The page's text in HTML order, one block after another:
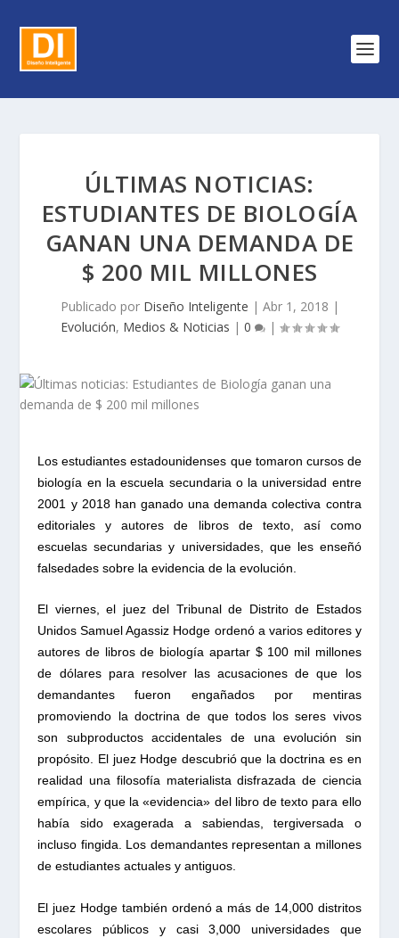
ÚLTIMAS NOTICIAS:
ESTUDIANTES DE BIOLOGÍA
GANAN UNA DEMANDA DE
$ 200 MIL MILLONES
Publicado por Diseño Inteligente | Abr 1, 2018 |
Evolución, Medios & Noticias | 0 |
Los estudiantes estadounidenses que tomaron cursos de
biología en la escuela secundaria o la universidad entre
2001 y 2018 han ganado una demanda colectiva contra
editoriales y autores de libros de texto, así como
escuelas secundarias y universidades, que les enseñó
falsedades sobre la evidencia de la evolución.
El viernes, el juez del Tribunal de Distrito de Estados
Unidos Samuel Agassiz Hodge ordenó a varios editores y
autores de libros de biología apartar $ 100 mil millones
de dólares para resolver las acusaciones de que los
demandantes fueron engañados por mentiras
promoviendo la doctrina de que todos los seres vivos
son subproductos accidentales de una evolución sin
propósito. El juez Hodge descubrió que la doctrina es en
realidad una filosofía materialista disfrazada de ciencia
empírica, y que la «evidencia» del libro de texto para ello
había sido exagerada a sabiendas, tergiversada o
incluso fingida. Los demandantes representan a millones
de estudiantes actuales y antiguos.
El juez Hodge también ordenó a más de 14,000 distritos
escolares públicos y casi 3,000 universidades que